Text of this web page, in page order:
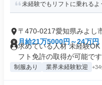
未経験でもリフトに乗れるよ
〒470-0217愛知県みよし
月給21万5000円～24万円
求めている人材 未経験
フト免許の取得が可能です
制服あり 業界未経験歓迎 +34